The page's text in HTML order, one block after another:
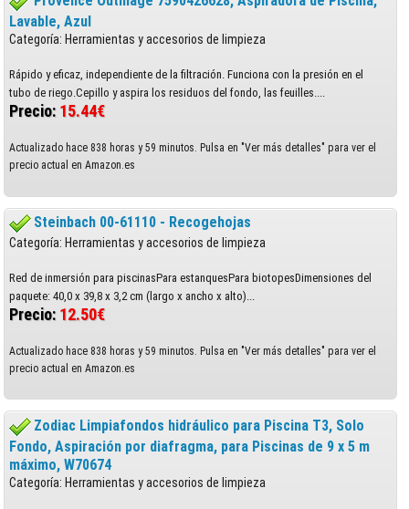
Lavable, Azul
Categoría: Herramientas y accesorios de limpieza
Rápido y eficaz, independiente de la filtración. Funciona con la presión en el
tubo de riego.Cepillo y aspira los residuos del fondo, las feuilles....
Precio: 15.44€
Actualizado hace 838 horas y 59 minutos. Pulsa en "Ver más detalles" para ver el
precio actual en Amazon.es
Steinbach 00-61110 - Recogehojas
Categoría: Herramientas y accesorios de limpieza
Red de inmersión para piscinasPara estanquesPara biotopesDimensiones del
paquete: 40,0 x 39,8 x 3,2 cm (largo x ancho x alto)...
Precio: 12.50€
Actualizado hace 838 horas y 59 minutos. Pulsa en "Ver más detalles" para ver el
precio actual en Amazon.es
Zodiac Limpiafondos hidráulico para Piscina T3, Solo
Fondo, Aspiración por diafragma, para Piscinas de 9 x 5 m
máximo, W70674
Categoría: Herramientas y accesorios de limpieza